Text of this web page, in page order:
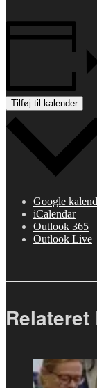
Tilføj til kalender
Google
iCalendar
Outlook 365
Outlook Live